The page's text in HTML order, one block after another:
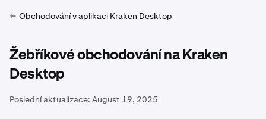
Obchodování v aplikaci Kraken Desktop
Žebříkové obchodování na Kraken
Desktop
Poslední aktualizace: August 19, 2025